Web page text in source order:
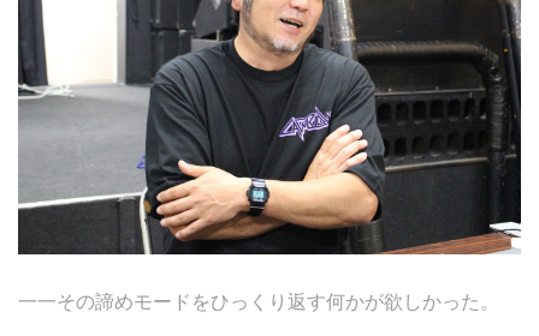
一一その諦めモードをひっくり返す何かが欲しかった。